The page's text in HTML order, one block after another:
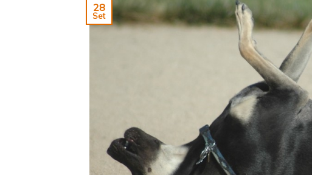
28
Set